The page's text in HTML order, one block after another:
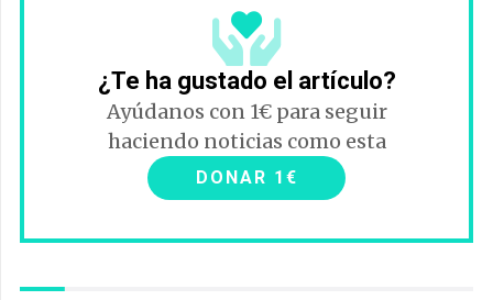
¿Te ha gustado el artículo?
Ayúdanos con 1€ para seguir
haciendo noticias como esta
DONAR 1€